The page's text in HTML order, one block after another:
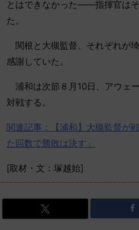
とはできなかった――指揮官は
た。
関根と大槻監督、それぞれが
感謝していた。
浦和は次節８月10日、アウェ
対戦する。
関連記事：【浦和】大槻監督が
た回数で勝敗は決す」
[取材・文：塚越始]